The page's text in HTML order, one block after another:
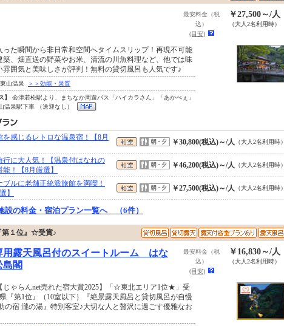
最安料金（税
込）
(目安)
￥27,500～/人
（大人2名利用時）
った瞬間から非日常和空間へタイムスリップ！再現不可能
築、畑直送の野菜やお米、清流の川魚料理など、他では味
雰囲気と美味しさが評判！無料の貸切風呂も人気です♪
東山温泉 ＞＞効能・泉質
】
会津若松駅より、まちなか周遊バス「ハイカラさん」「あかべぇ」
温泉駅下車 （送迎なし）
を感じるレトロな温泉宿！【8月
￥30,800(税込)～/人 （大人2名利用時）
行に大人気！【温泉付はなれの
！【8月厳選】
￥46,200(税込)～/人 （大人2名利用時）
ブルに老舗正統派旅館を満喫！
】
￥27,500(税込)～/人 （大人2名利用時）
設の料金・宿泊プラン一覧へ （6件）
第１位』☆受賞♪
用露天風呂付のスイートルーム はな
閣
最安料金（税
込）
(目安)
￥16,830～/人
（大人2名利用時）
じゃらんnet売れた宿大賞2025】「☆東北エリア1位★」受
『第1位』（10室以下）『絶景露天風呂と貸切風呂が自慢
の宿 瀧の湯』特別客室♪大切な人と贅沢に過ごす優雅なお